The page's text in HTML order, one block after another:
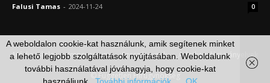
Falusi Tamas - 2024-11-24 0
Médiaajánlat Impresszum Szerzői jogok Adatkezelési irányelvek
© Független Hírügynökség
A weboldalon cookie-kat használunk, amik segítenek minket
a lehető legjobb szolgáltatások nyújtásában. Weboldalunk
további használatával jóváhagyja, hogy cookie-kat